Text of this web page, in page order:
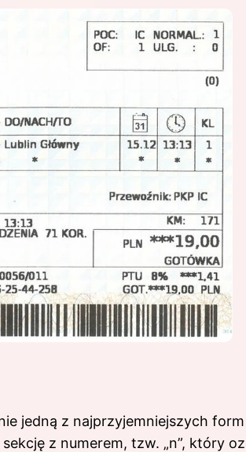
jedną z najprzyjemniejszych
z numerem, tzw. „n”, który